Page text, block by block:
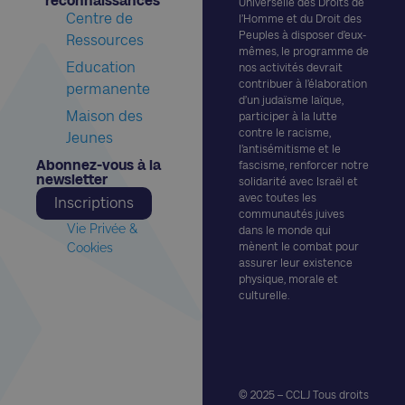
Universelle des Droits de
l’Homme et du Droit des
Peuples à disposer d’eux-
mêmes, le programme de
nos activités devrait
contribuer à l’élaboration
d’un judaïsme laïque,
participer à la lutte
contre le racisme,
l’antisémitisme et le
fascisme, renforcer notre
solidarité avec Israël et
avec toutes les
communautés juives
dans le monde qui
mènent le combat pour
assurer leur existence
physique, morale et
culturelle.
© 2025 – CCLJ Tous droits
Centre de
Ressources
Education
permanente
Maison des
Jeunes
Abonnez-vous à la
newsletter​
Inscriptions
Vie Privée &
Cookies